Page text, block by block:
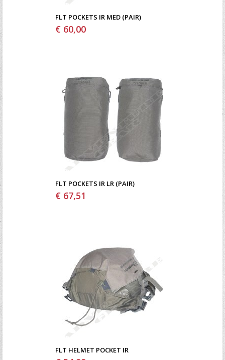
FLT POCKETS IR MED (PAIR)
€ 60,00
FLT POCKETS IR LR (PAIR)
€ 67,51
FLT HELMET POCKET IR